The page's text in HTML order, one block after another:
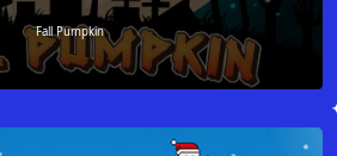
Fall Pumpkin